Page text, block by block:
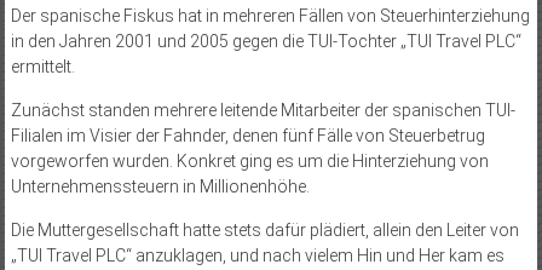
Der spanische Fiskus hat in mehreren Fällen von Steuerhinterziehung
in den Jahren 2001 und 2005 gegen die TUI-Tochter „TUI Travel PLC“
ermittelt.
Zunächst standen mehrere leitende Mitarbeiter der spanischen TUI-
Filialen im Visier der Fahnder, denen fünf Fälle von Steuerbetrug
vorgeworfen wurden. Konkret ging es um die Hinterziehung von
Unternehmenssteuern in Millionenhöhe.
Die Muttergesellschaft hatte stets dafür plädiert, allein den Leiter von
„TUI Travel PLC“ anzuklagen, und nach vielem Hin und Her kam es